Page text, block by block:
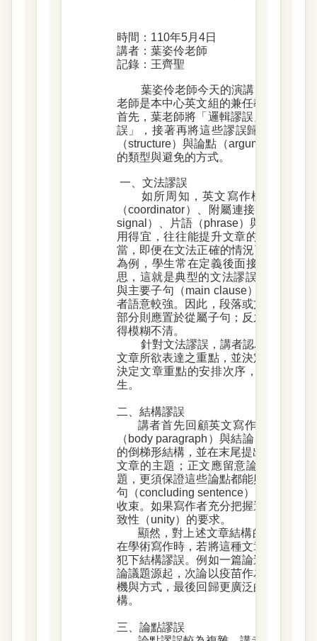
時間：110年5月 4日
講者：葉姿伶老師
記錄：王齊聖
葉姿伶老師今天的演講，旨在介紹
老師是本中心英文組的兼任教師，因此
首先，葉老師將「邏輯謬誤」定義為「
誤」，接著再將這些謬誤歸納為三個
（structure）與論點（argument）。
的類型與避免的方式。
一、文法謬誤
如所周知，英文寫作極重文法
（coordinator）、附屬連接詞（
signal）、片語（phrase）與連接副詞
用得宜，往往能提升文章的流暢度。
當，即便在文法正確的情況下，謬誤
為例，學生常在定義後面接這個轉折
思，這就是典型的文法謬誤。此外，
與主要子句（main clause）在文法上
者語意較強。因此，段落或文章的重點
部分則應置於從屬子句；反之，即成為
得模糊不清。
針對文法謬誤，講者認為直接避免
文章所欲表達之重點，並決定句意與句
決定文章重點的安排次序，並輔以適
生。
二、結構謬誤
講者首先回顧英文寫作的基本原
（body paragraph）與結論（
的倒梯形結構，並在末尾提出論旨句（
文章的主題；正文應留意論點間的平
題，更須保證這些論點都能與前言的主
句（concluding sentence）回顧文章重
收束。如果寫作者充分把握這種文章結
致性（unity）的要求。
顯然，對上述文章結構的扭曲，就
在學術寫作時，若將這種文章結構的思
犯下結構謬誤。例如一篇論述預防子宮
論議題源起，次論以疫苗作為解決方法
機與方式，最後回歸更廣泛的醫學研究
構。
三、論點謬誤